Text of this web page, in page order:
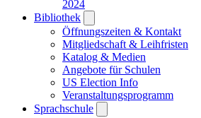
2024
Bibliothek
submenu
Öffnungszeiten & Kontakt
Mitgliedschaft & Leihfristen
Katalog & Medien
Angebote für Schulen
US Election Info
Veranstaltungsprogramm
Sprachschule